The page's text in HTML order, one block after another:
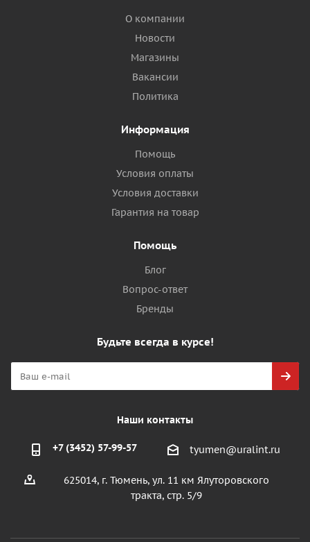
О компании
Новости
Магазины
Вакансии
Политика
Информация
Помощь
Условия оплаты
Условия доставки
Гарантия на товар
Помощь
Блог
Вопрос-ответ
Бренды
Будьте всегда в курсе!
Наши контакты
+7 (3452) 57-99-57 tyumen@uralint.ru
625014, г. Тюмень, ул. 11 км Ялуторовского
тракта, стр. 5/9